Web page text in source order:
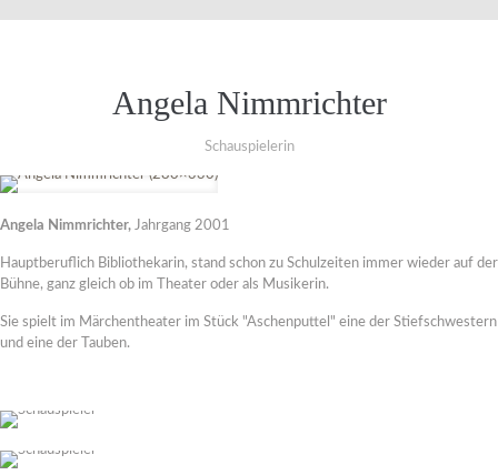
Angela Nimmrichter
Schauspielerin
Angela Nimmrichter, Jahrgang 2001
Hauptberuflich Bibliothekarin, stand schon zu Schulzeiten immer wieder auf der
Bühne, ganz gleich ob im Theater oder als Musikerin.
Sie spielt im Märchentheater im Stück "Aschenputtel" eine der Stiefschwestern
und eine der Tauben.